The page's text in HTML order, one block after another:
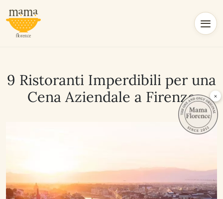
9 Ristoranti Imperdibili per una
Cena Aziendale a Firenze
×